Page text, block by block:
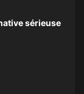
sérieuse